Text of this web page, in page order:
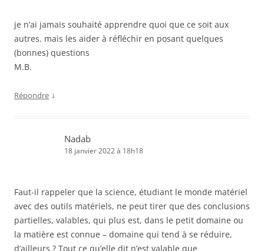
je n’ai jamais souhaité apprendre quoi que ce soit aux
autres. mais les aider à réfléchir en posant quelques
(bonnes) questions
M.B.
Répondre ↓
Nadab
18 janvier 2022 à 18h18
Faut-il rappeler que la science, étudiant le monde matériel
avec des outils matériels, ne peut tirer que des conclusions
partielles, valables, qui plus est, dans le petit domaine ou
la matière est connue – domaine qui tend à se réduire,
d’ailleurs ? Tout ce qu’elle dit n’est valable que